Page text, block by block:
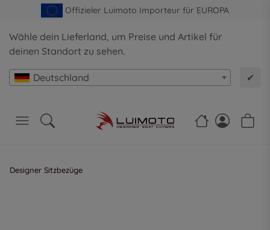
Offizieler Luimoto Importeur für EUROPA
Wähle dein Lieferland, um Preise und Artikel für
deinen Standort zu sehen.
Deutschland ✔
Designer Sitzbezüge